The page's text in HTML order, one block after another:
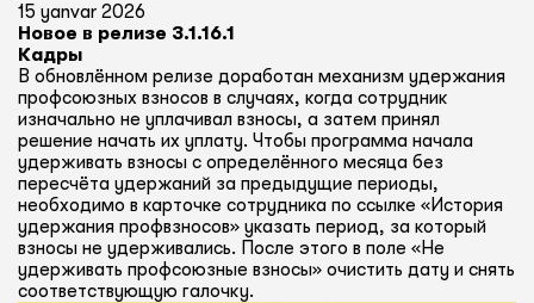
15 yanvar 2026
Новое в релизе 3.1.16.1
Кадры
В обновлённом релизе доработан механизм удержания
профсоюзных взносов в случаях, когда сотрудник
изначально не уплачивал взносы, а затем принял
решение начать их уплату. Чтобы программа начала
удерживать взносы с определённого месяца без
пересчёта удержаний за предыдущие периоды,
необходимо в карточке сотрудника по ссылке «История
удержания профвзносов» указать период, за который
взносы не удерживались. После этого в поле «Не
удерживать профсоюзные взносы» очистить дату и снять
соответствующую галочку.